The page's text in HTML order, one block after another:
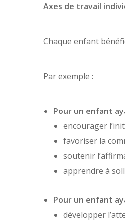
Axes de travail
Chaque enfant
Par exemple :
Pour un enfant
encourager
favoriser la
soutenir
apprendre à
Pour un enfant
développer